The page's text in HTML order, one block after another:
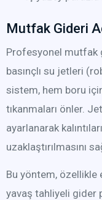
Mutfak Gideri
Profesyonel mutfak
basınçlı su jetleri
sistem, hem boru
tıkanmaları önler.
ayarlanarak
uzaklaştırılmasını
Bu yöntem, özellikle
yavaş tahliyeli gider